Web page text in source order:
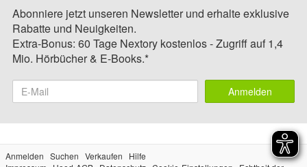
Abonniere jetzt unseren Newsletter und erhalte exklusive
Rabatte und Neuigkeiten.
Extra-Bonus: 60 Tage Nextory kostenlos - Zugriff auf 1,4
Mio. Hörbücher & E-Books.*
Anmelden
Anmelden Suchen Verkaufen
Hilfe